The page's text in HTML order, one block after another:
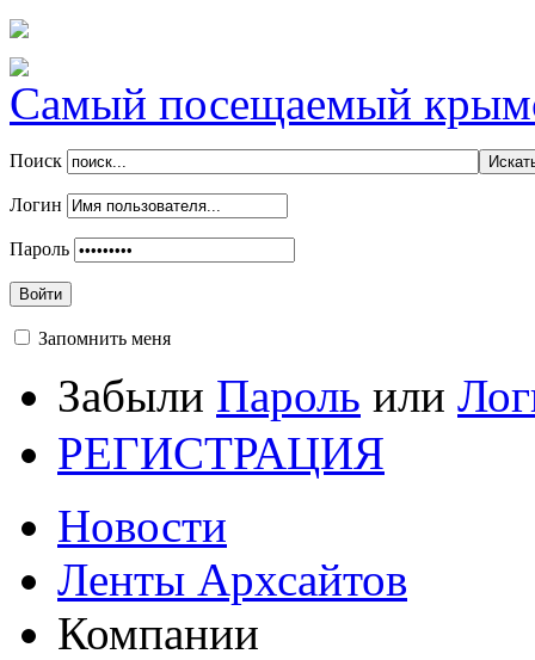
Самый посещаемый
Поиск
Логин
Пароль
Войти
Запомнить меня
Забыли Пароль или
РЕГИСТРАЦИЯ
Новости
Ленты Архсайтов
Компании